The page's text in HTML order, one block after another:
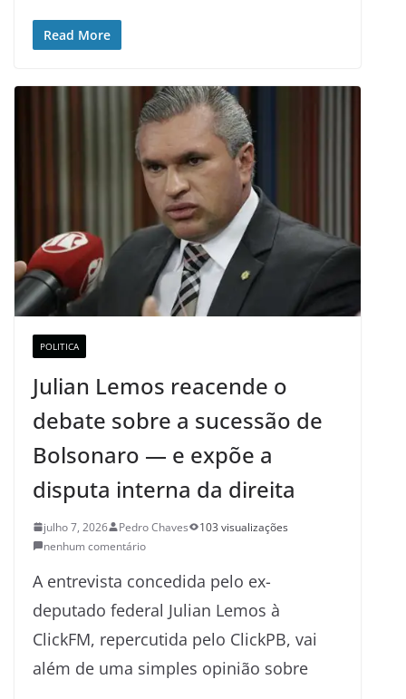
Read More
POLITICA
Julian Lemos reacende o
debate sobre a sucessão de
Bolsonaro — e expõe a
disputa interna da direita
julho 7, 2026 Pedro Chaves
103 visualizações
nenhum comentário
A entrevista concedida pelo ex-
deputado federal Julian Lemos à
ClickFM, repercutida pelo ClickPB, vai
além de uma simples opinião sobre